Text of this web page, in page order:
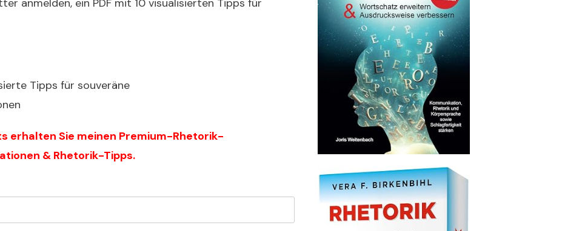
anmelden, ein PDF mit 10 visualisierten Tipps für
erhalten Sie meinen Premium-Rhetorik-
& Rhetorik-Tipps.